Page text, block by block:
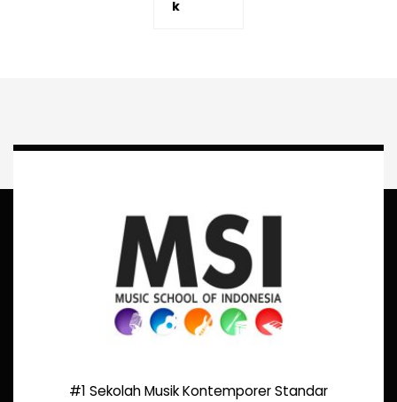
k
#1 Sekolah Musik Kontemporer Standar